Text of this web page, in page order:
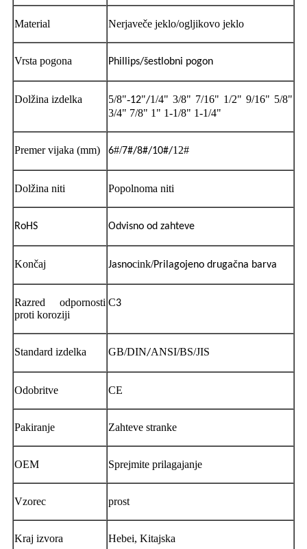
Material Nerjaveče jeklo/ogljikovo jeklo
Vrsta pogona Phillips/šestlobni pogon
Dolžina izdelka 5/8"-12"/1/4" 3/8" 7/16" 1/2" 9/16" 5/8"
3/4" 7/8" 1" 1-1/8" 1-1/4"
Premer vijaka (mm) 6#/7#/8#/10#/12#
Dolžina niti Popolnoma niti
RoHS Odvisno od zahteve
Končaj Jasnocink/Prilagojeno drugačna barva
Razred odpornosti
proti koroziji
C3
Standard izdelka GB/DIN/ANSI/BS/JIS
Odobritve CE
Pakiranje Zahteve stranke
OEM Sprejmite prilagajanje
Vzorec prost
Kraj izvora Hebei, Kitajska